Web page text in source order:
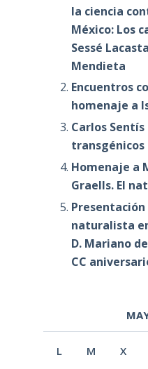
la ciencia
México: Los
Sessé
Mendieta
Encuentros
homenaje a
Carlos
transgénicos
Homenaje a
Graells. El
naturalista
D. Mariano
CC
L M X